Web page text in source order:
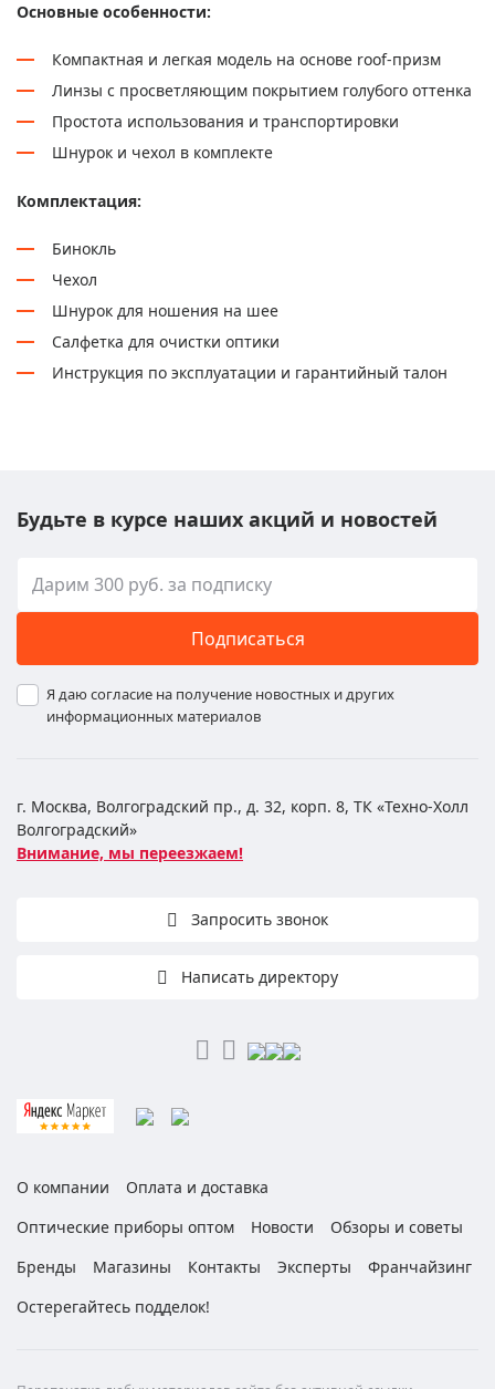
Основные особенности:
Компактная и легкая модель на основе roof-призм
Линзы с просветляющим покрытием голубого оттенка
Простота использования и транспортировки
Шнурок и чехол в комплекте
Комплектация:
Бинокль
Чехол
Шнурок для ношения на шее
Салфетка для очистки оптики
Инструкция по эксплуатации и гарантийный талон
Будьте в курсе наших акций и новостей
Подписаться
Я даю согласие на получение новостных и других
информационных материалов
г. Москва, Волгоградский пр., д. 32, корп. 8, ТК «Техно-Холл
Волгоградский»
Внимание, мы переезжаем!
Запросить звонок
Написать директору
О компании
Оплата и доставка
Оптические приборы оптом
Новости
Обзоры и советы
Бренды
Магазины Контакты Эксперты
Франчайзинг
Остерегайтесь подделок!